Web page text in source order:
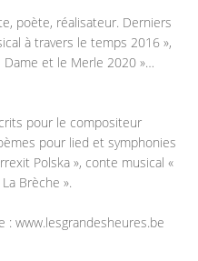
poète, réalisateur. Derniers
à travers le temps 2016 »,
Dame et le Merle 2020 »…
pour le compositeur
pour lied et symphonies
Polska », conte musical «
Brèche ».
: www.lesgrandesheures.be